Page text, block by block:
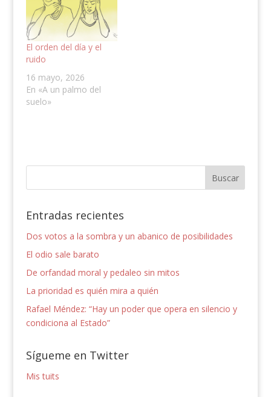
El orden del día y el
ruido
16 mayo, 2026
En «A un palmo del
suelo»
Entradas recientes
Dos votos a la sombra y un abanico de posibilidades
El odio sale barato
De orfandad moral y pedaleo sin mitos
La prioridad es quién mira a quién
Rafael Méndez: “Hay un poder que opera en silencio y
condiciona al Estado”
Sígueme en Twitter
Mis tuits